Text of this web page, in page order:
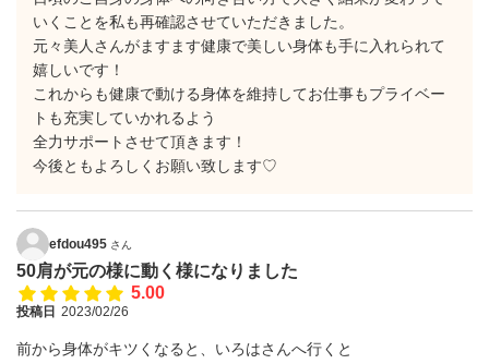
いくことを私も再確認させていただきました。
元々美人さんがますます健康で美しい身体も手に入れられて
嬉しいです！
これからも健康で動ける身体を維持してお仕事もプライベー
トも充実していかれるよう
全力サポートさせて頂きます！
今後ともよろしくお願い致します♡
efdou495 さん
50肩が元の様に動く様になりました
5.00
投稿日 2023/02/26
前から身体がキツくなると、いろはさんへ行くと